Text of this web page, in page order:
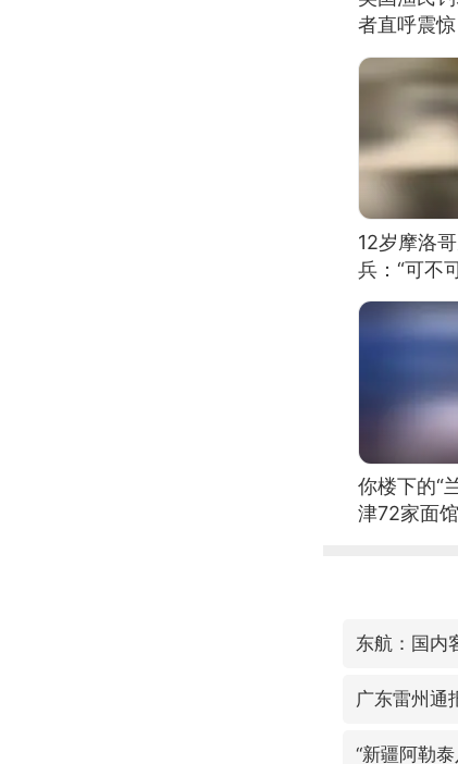
者直呼震
12岁摩洛
兵：“可不
你楼下的“
津72家面
东航：国内
广东雷州通
“新疆阿勒